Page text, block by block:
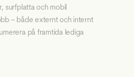
surfplatta och mobil
– både externt och internt
på framtida lediga